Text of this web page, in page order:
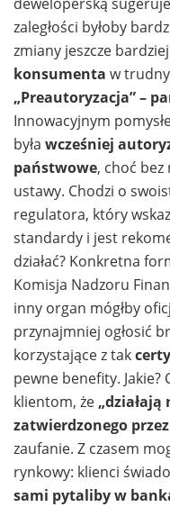
zaległości byłoby
zmiany jeszcze bardziej
konsumenta w
„Preautoryzacja” –
Innowacyjnym
była wcześniej
państwowe, choć
ustawy. Chodzi o
regulatora, który
standardy i jest
działać? Konkretna
Komisja Nadzoru
inny organ mógłby
przynajmniej ogłosić
korzystające z tak
pewne benefity.
klientom, że
zatwierdzonego
zaufanie. Z czasem
rynkowy: klienci
sami pytaliby w